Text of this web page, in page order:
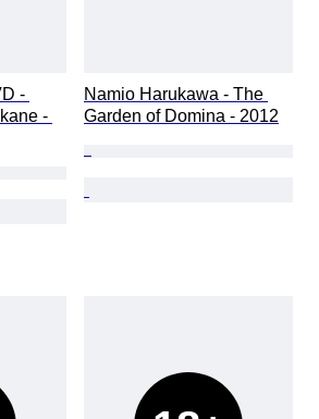
-
-
Namio Harukawa - The
Garden of Domina - 2012